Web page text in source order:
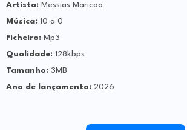
Artista: Messias Maricoa
Música: 10 a 0
Ficheiro: Mp3
Qualidade: 128kbps
Tamanho: 3MB
Ano de lançamento: 2026